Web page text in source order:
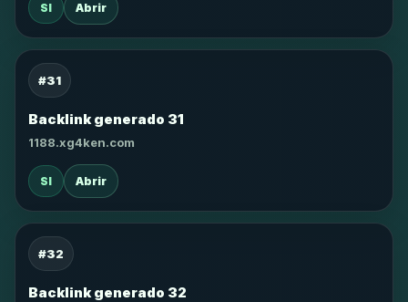
SI Abrir
#31
Backlink generado 31
1188.xg4ken.com
SI Abrir
#32
Backlink generado 32